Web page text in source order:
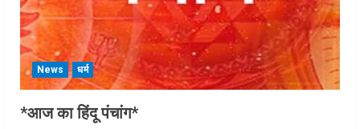
News धर्म
*आज का हिंदू पंचांग*